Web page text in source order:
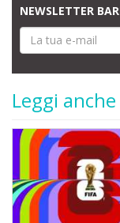
NEWSLETTER
Leggi anche